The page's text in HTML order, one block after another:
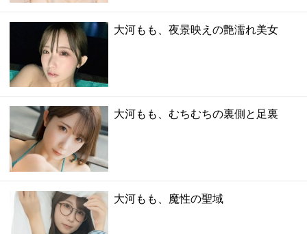
大河もも、夜景映えの艶濡れ美女
大河もも、むちむちの裏側と足裏
大河もも、魔性の聖域